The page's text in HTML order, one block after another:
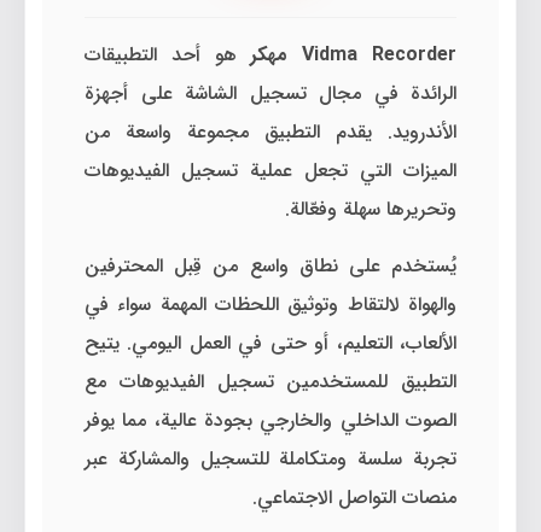
Vidma Recorder مهكر
هو أحد التطبيقات
الرائدة في مجال تسجيل الشاشة على أجهزة
الأندرويد. يقدم التطبيق مجموعة واسعة من
الميزات التي تجعل عملية تسجيل الفيديوهات
وتحريرها سهلة وفعّالة.
يُستخدم على نطاق واسع من قِبل المحترفين
والهواة لالتقاط وتوثيق اللحظات المهمة سواء في
الألعاب، التعليم، أو حتى في العمل اليومي. يتيح
التطبيق للمستخدمين تسجيل الفيديوهات مع
الصوت الداخلي والخارجي بجودة عالية، مما يوفر
تجربة سلسة ومتكاملة للتسجيل والمشاركة عبر
منصات التواصل الاجتماعي.